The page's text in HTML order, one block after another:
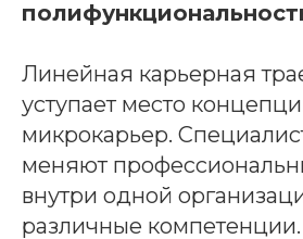
Линейная карьерная
уступает место
микрокарьер.
меняют
внутри одной
различные